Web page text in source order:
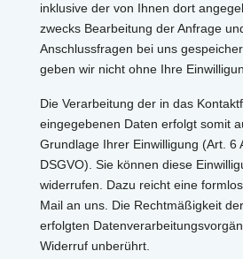
inklusive der von Ihnen dort
zwecks Bearbeitung der Anfrage
Anschlussfragen bei uns
geben wir nicht ohne Ihre
Die Verarbeitung der in das
eingegebenen Daten erfolgt somit
Grundlage Ihrer Einwilligung (Art. 6
DSGVO). Sie können diese
widerrufen. Dazu reicht eine
Mail an uns. Die Rechtmäßigkeit
erfolgten
Widerruf unberührt.